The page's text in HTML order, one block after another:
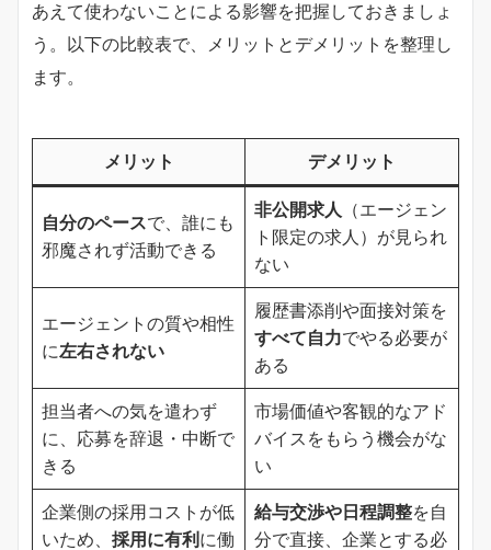
あえて使わないことによる影響を把握しておきましょ
う。以下の比較表で、メリットとデメリットを整理し
ます。
メリット デメリット
自分のペースで、誰にも
邪魔されず活動できる
非公開求人
（エージェン
ト限定の求人）が見られ
ない
エージェントの質や相性
に左右されない
履歴書添削や面接対策を
すべて自力でやる必要が
ある
担当者への気を遣わず
に、応募を辞退・中断で
きる
市場価値や客観的なアド
バイスをもらう機会がな
い
企業側の採用コストが低
いため、 採用に有利 に働
給与交渉や日程調整を自
分で直接、企業とする必